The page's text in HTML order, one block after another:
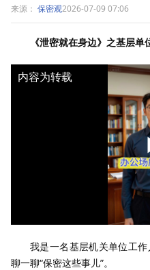
来源： 保密观2026-07-09 07:06
《泄密就在身边》之基层单
内容为转载
我是一名基层机关单位工
聊一聊“保密这些事儿”。